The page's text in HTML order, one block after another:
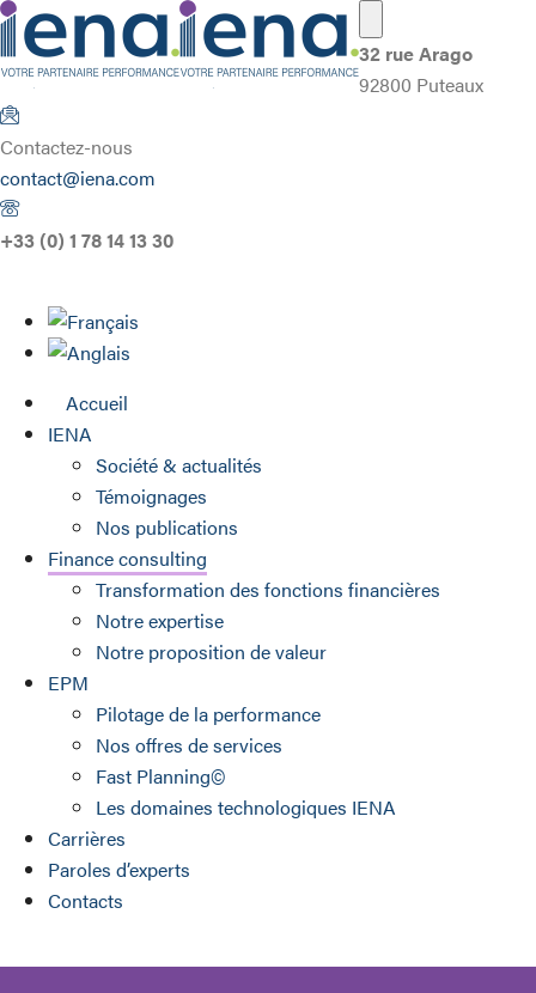
32 rue Arago
92800 Puteaux
Contactez-nous
contact@iena.com
+33 (0) 1 78 14 13 30
Accueil
IENA
Société & actualités
Témoignages
Nos publications
Finance consulting
Transformation des fonctions financières
Notre expertise
Notre proposition de valeur
EPM
Pilotage de la performance
Nos offres de services
Fast Planning©
Les domaines technologiques IENA
Carrières
Paroles d’experts
Contacts